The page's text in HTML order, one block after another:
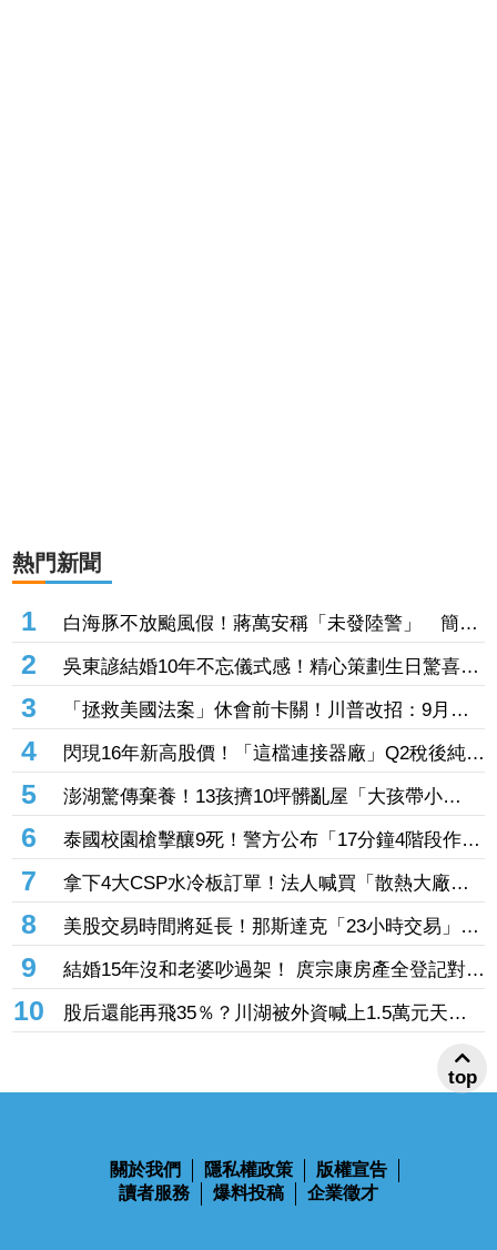
熱門新聞
1
白海豚不放颱風假！蔣萬安稱「未發陸警」 簡舒
培轟雙標：巴威當時也沒有
2
吳東諺結婚10年不忘儀式感！精心策劃生日驚喜
還主動帶娃羨煞人妻女星
3
「拯救美國法案」休會前卡關！川普改招：9月併
入軍費預算案
4
閃現16年新高股價！「這檔連接器廠」Q2稅後純益
突破2億元 公司展望轉型有成、獲利再提升
5
澎湖驚傳棄養！13孩擠10坪髒亂屋「大孩帶小
孩」 父母帶走補助金離家8個月
6
泰國校園槍擊釀9死！警方公布「17分鐘4階段作案
時間軸」 槍手避開校工：因為不是老師
7
拿下4大CSP水冷板訂單！法人喊買「散熱大廠」
目標價上看3,580元 7月營收創新高
8
美股交易時間將延長！那斯達克「23小時交易」這
天上路 每日僅休市1小時
9
結婚15年沒和老婆吵過架！ 庹宗康房產全登記對方
名下 曝婚姻保鮮秘訣
10
股后還能再飛35％？川湖被外資喊上1.5萬元天
關於我們 隱私權政策
版權宣告
top